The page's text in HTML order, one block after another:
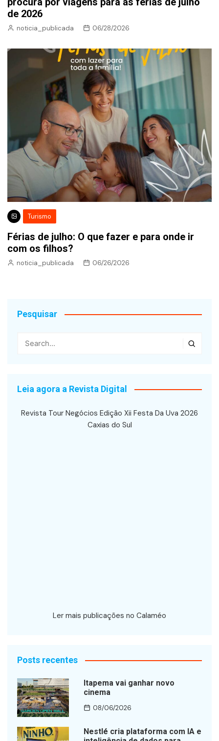
de 2026
noticia_publicada 06/28/2026
Turismo
Férias de julho: O que fazer e para onde ir
com os filhos?
noticia_publicada 06/26/2026
Pesquisar
Leia agora a Revista Digital
Revista Tour Negócios Edição Xii Festa Da Uva 2026
Caxias do Sul
Ler mais publicações no Calaméo
Posts recentes
Itapema vai ganhar novo
cinema
08/06/2026
Nestlé cria plataforma com IA e